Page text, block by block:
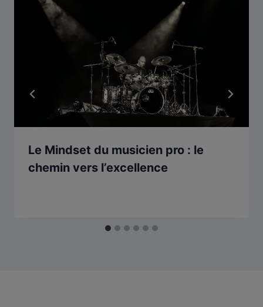
Le Mindset du musicien pro : le
chemin vers l’excellence